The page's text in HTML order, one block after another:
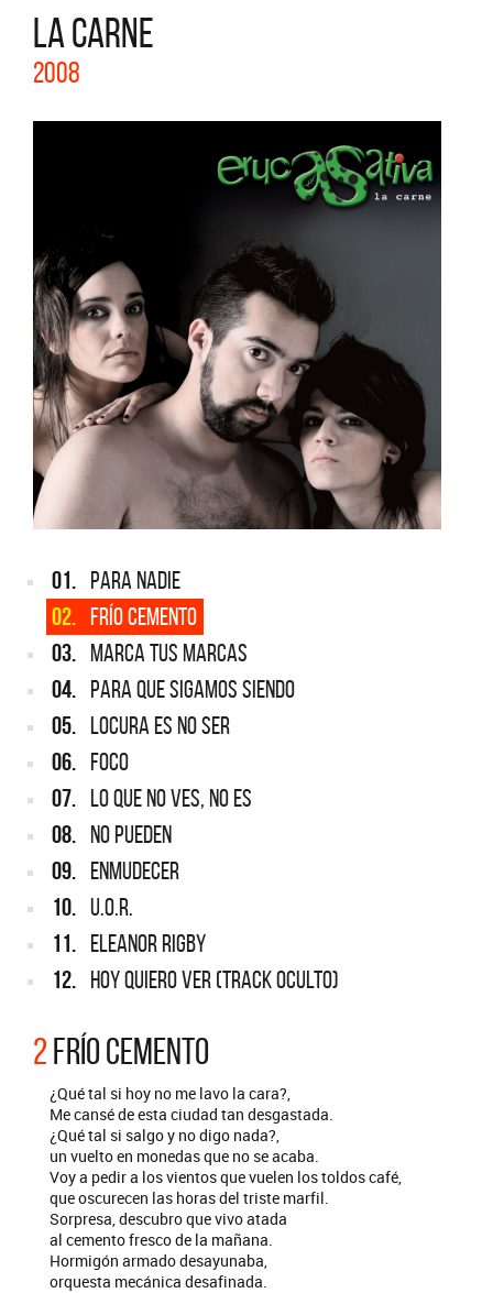
LA CARNE
2008
01. PARA NADIE
02. FRÍO CEMENTO
03. MARCA TUS MARCAS
04. PARA QUE SIGAMOS SIENDO
05. LOCURA ES NO SER
06. FOCO
07. LO QUE NO VES, NO ES
08. NO PUEDEN
09. ENMUDECER
10. U.O.R.
11. ELEANOR RIGBY
12. HOY QUIERO VER (TRACK OCULTO)
2FRÍO CEMENTO
¿Qué tal si hoy no me lavo la cara?,
Me cansé de esta ciudad tan desgastada.
¿Qué tal si salgo y no digo nada?,
un vuelto en monedas que no se acaba.
Voy a pedir a los vientos que vuelen los toldos café,
que oscurecen las horas del triste marfil.
Sorpresa, descubro que vivo atada
al cemento fresco de la mañana.
Hormigón armado desayunaba,
orquesta mecánica desafinada.